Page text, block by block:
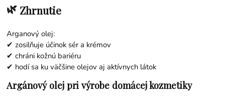
🌿 Zhrnutie
Arganový olej:
✔ zosilňuje účinok sér a krémov
✔ chráni kožnú bariéru
✔ hodí sa ku väčšine olejov aj aktívnych látok
Argánový olej pri výrobe domácej kozmetiky